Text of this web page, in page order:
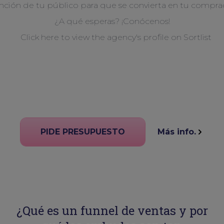
de tu público para que se convierta en tu
¿A qué esperas? ¡Conócenos!
PIDE PRESUPUESTO Más info.
¿Qué es un funnel de ventas y por